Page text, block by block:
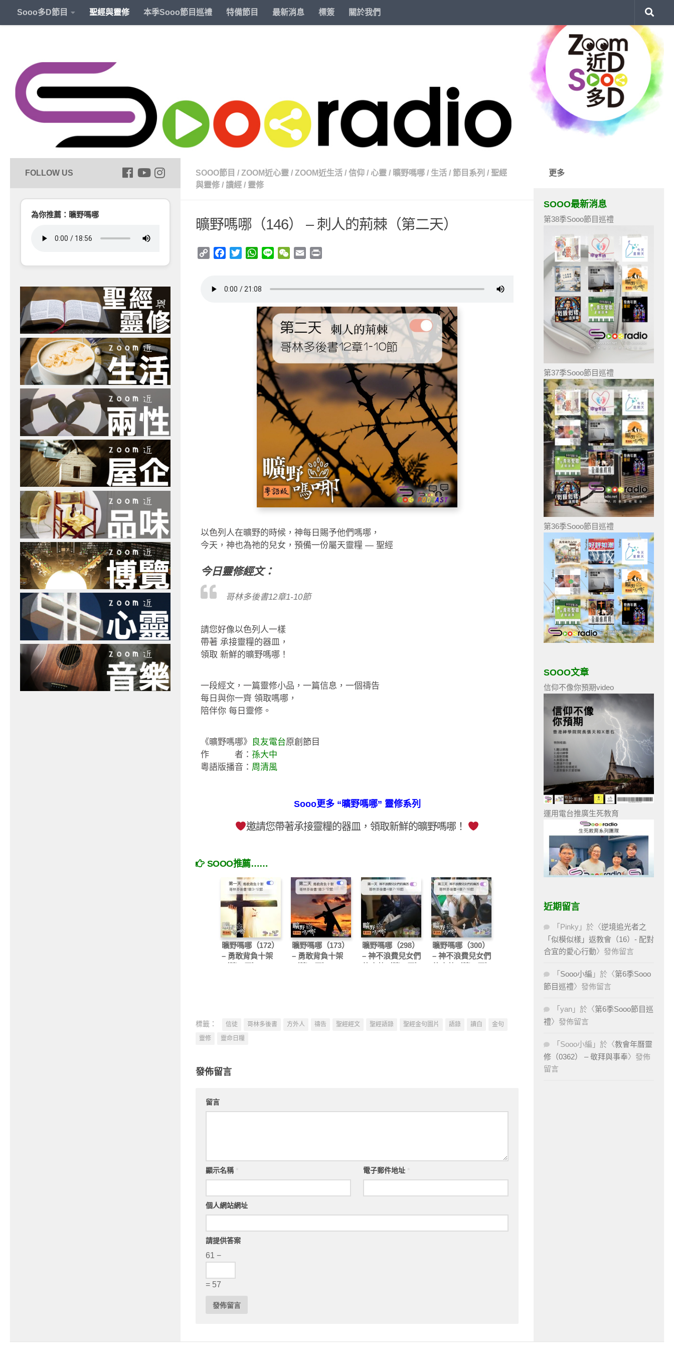
Sooo多D節目 聖經與靈修 本季Sooo節目巡禮 特備節目 最新消息 標簽 關於我們
SOOO節目 / ZOOM近心靈 / ZOOM近生活 / 信仰 / 心靈 / 曠野嗎哪 / 生活 / 節目系列 / 聖經
與靈修 / 讀經 / 靈修
曠野嗎哪（146） – 刺人的荊棘（第二天）
Copy
Facebook
TwitterWhatsApp
Line WeChat
Email
以色列人在曠野的時候，神每日賜予他們嗎哪，
今天，神也為祂的兒女，預備一份屬天靈糧 — 聖經
今日靈修經文：
哥林多後書12章1-10節
請您好像以色列人一樣
帶著 承接靈糧的器皿，
領取 新鮮的曠野嗎哪！
一段經文，一篇靈修小品，一篇信息，一個禱告
每日與你一齊 領取嗎哪，
陪伴你 每日靈修。
《曠野嗎哪》 良友電台原創節目
作 者： 孫大中
粵語版播音： 周清風
Sooo更多 “曠野嗎哪” 靈修系列
邀請您帶著承接靈糧的器皿，領取新鮮的曠野嗎哪！
SOOO推薦……
曠野嗎哪（172）
– 勇敢背負十架
曠野嗎哪（173）
– 勇敢背負十架
曠野嗎哪（298）
– 神不浪費兒女們
曠野嗎哪（300）
– 神不浪費兒女們
標籤： 信徒 哥林多後書 方外人 禱告 聖經經文 聖經語錄 聖經金句圖片 語錄 讀白
金句
靈修
靈命日糧
發佈留言
留言
顯示名稱 電子郵件地址
個人網站網址
請提供答案
61 −
= 57
為你推薦：曠野嗎哪
更多
SOOO最新消息
第38季Sooo節目巡禮
第37季Sooo節目巡禮
第36季Sooo節目巡禮
SOOO文章
信仰不像你預期video
運用電台推廣生死教育
近期留言
「 Pinky 」於〈逆境追光者之
「似模似樣」返教會（16）- 配對
合宜的愛心行動〉發佈留言
「 Sooo小編 」於〈第6季Sooo
節目巡禮〉發佈留言
「 yan 」於〈第6季Sooo節目巡
禮〉發佈留言
「 Sooo小編 」於〈教會年曆靈
修（0362） – 敬拜與事奉〉發佈
留言